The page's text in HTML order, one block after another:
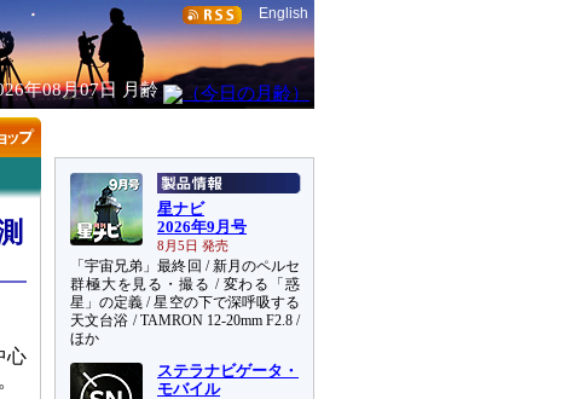
English
年08月07日 月齢
心
星ナビ
2026年9月号
8月5日 発売
「宇宙兄弟」最終回 / 新月のペルセ
群極大を見る・撮る / 変わる「惑
星」の定義 / 星空の下で深呼吸する
天文台浴 / TAMRON 12-20mm F2.8 /
ほか
ステラナビゲータ・
モバイル